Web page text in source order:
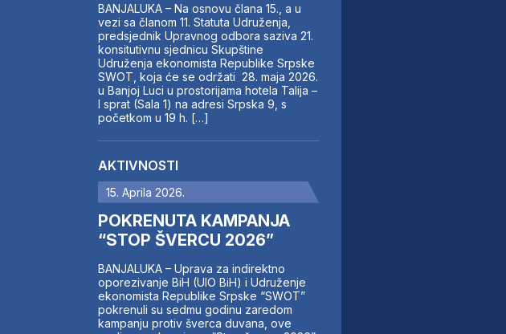
BANJALUKA – Na osnovu člana 15., a u
vezi sa članom 11. Statuta Udruženja,
predsjednik Upravnog odbora saziva 21.
konsitutivnu sjednicu Skupštine
Udruženja ekonomista Republike Srpske
SWOT, koja će se održati 28. maja 2026.
u Banjoj Luci u prostorijama hotela Talija –
I sprat (Sala 1) na adresi Srpska 9, s
početkom u 19 h. […]
AKTIVNOSTI
15. Aprila 2026.
POKRENUTA KAMPANJA
“STOP ŠVERCU 2026”
BANJALUKA – Uprava za indirektno
oporezivanje BiH (UIO BiH) i Udruženje
ekonomista Republike Srpske “SWOT”
pokrenuli su sedmu godinu zaredom
kampanju protiv šverca duvana, ove